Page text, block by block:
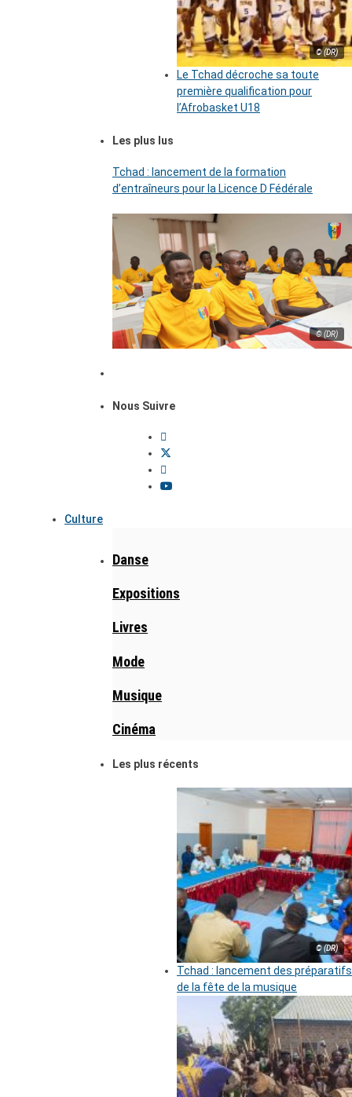
© (DR)
Le Tchad décroche sa toute
première qualification pour
l’Afrobasket U18
Les plus lus
Tchad : lancement de la formation
d’entraîneurs pour la Licence D Fédérale
© (DR)
Nous Suivre
Culture
Danse
Expositions
Livres
Mode
Musique
Cinéma
Les plus récents
© (DR)
Tchad : lancement des préparatifs
de la fête de la musique